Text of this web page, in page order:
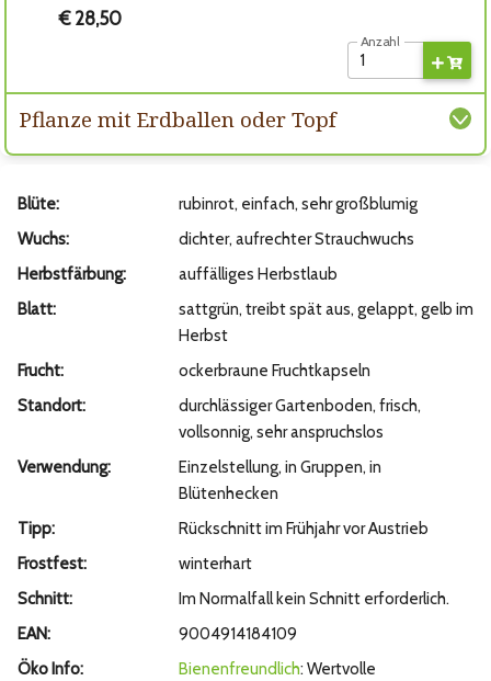
€ 28,50
Anzahl
Pflanze mit Erdballen oder Topf
Blüte:
rubinrot, einfach, sehr großblumig
Wuchs:
dichter, aufrechter Strauchwuchs
Herbstfärbung:
auffälliges Herbstlaub
Blatt:
sattgrün, treibt spät aus, gelappt, gelb im
Herbst
Frucht:
ockerbraune Fruchtkapseln
Standort:
durchlässiger Gartenboden, frisch,
vollsonnig, sehr anspruchslos
Verwendung:
Einzelstellung, in Gruppen, in
Blütenhecken
Tipp:
Rückschnitt im Frühjahr vor Austrieb
Frostfest:
winterhart
Schnitt:
Im Normalfall kein Schnitt erforderlich.
EAN:
9004914184109
Öko Info:
Bienenfreundlich: Wertvolle